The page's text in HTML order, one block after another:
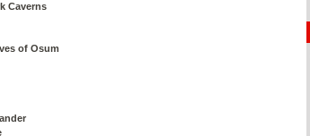
Caverns
of Osum